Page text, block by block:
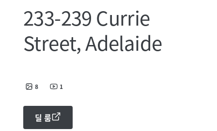
233-239 Currie
Street, Adelaide
8 1
딜 룸